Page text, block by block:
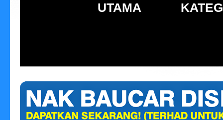
UTAMA